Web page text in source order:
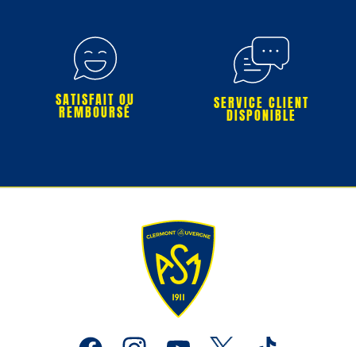
SATISFAIT OU
REMBOURSÉ SERVICE CLIENT
DISPONIBLE